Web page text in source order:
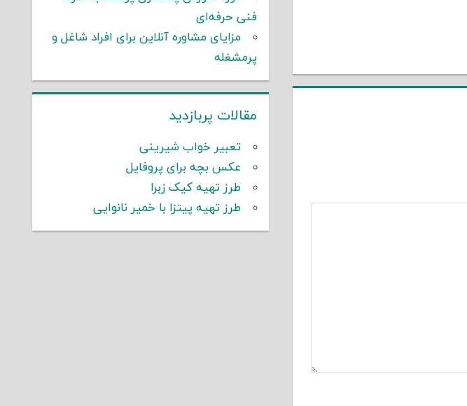
فنی حرفه‌ای
مزایای مشاوره آنلاین برای افراد شاغل و
پرمشغله
مقالات پربازدید
تعبیر خواب شیرینی
عکس بچه برای پروفایل
طرز تهیه کیک زبرا
طرز تهیه پیتزا با خمیر نانوایی